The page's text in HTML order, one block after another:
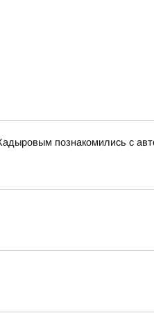
познакомились с